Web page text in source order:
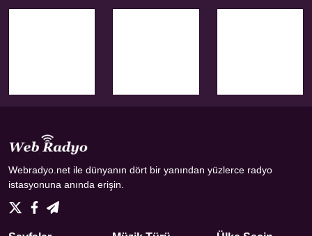
Webradyo.net ile dünyanın dört bir yanından yüzlerce radyo
istasyonuna anında erişin.